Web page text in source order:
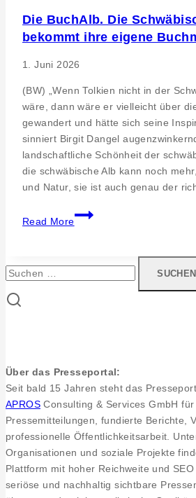
Die BuchAlb. Die
bekommt ihre eigene
1. Juni 2026
(BW) „Wenn Tolkien nicht in der
wäre, dann wäre er vielleicht über
gewandert und hätte sich seine
sinniert Birgit Dangel
landschaftliche Schönheit der
die schwäbische Alb kann noch
und Natur, sie ist auch genau der
Read More
Die
BuchAlb.
Suchen
nach:
Über das Presseportal:
Seit bald 15 Jahren steht das
APROS Consulting & Services GmbH
Pressemitteilungen, fundierte Berichte,
professionelle Öffentlichkeitsarbeit.
Organisationen und soziale Projekte
Plattform mit hoher Reichweite und
seriöse und nachhaltig sichtbare